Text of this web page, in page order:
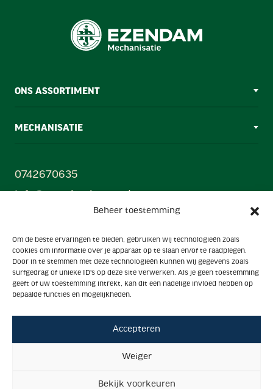
Beheer toestemming
Om de beste ervaringen te bieden, gebruiken wij technologieën zoals
cookies om informatie over je apparaat op te slaan en/of te raadplegen.
Door in te stemmen met deze technologieën kunnen wij gegevens zoals
surfgedrag of unieke ID's op deze site verwerken. Als je geen toestemming
geeft of uw toestemming intrekt, kan dit een nadelige invloed hebben op
bepaalde functies en mogelijkheden.
Accepteren
Weiger
Bekijk voorkeuren
ONS ASSORTIMENT
MECHANISATIE
0742670635
info@ezendamborne.nl
Oonksweg 35, 7622 AW, Borne (Mechanisatiecentrum)
Hanzestraat 33, 7622 AX, Borne (Showroom)
Powered by
Algemene voorwaarden
Privacy